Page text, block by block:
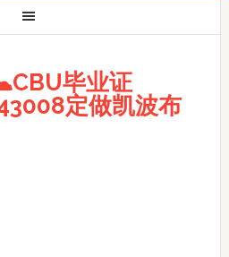
毕业证
定做凯波布